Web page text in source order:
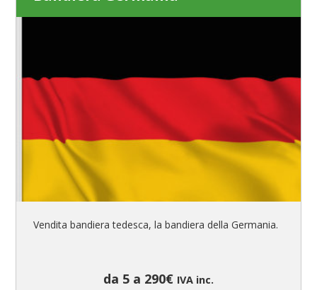
Vendita bandiera tedesca, la bandiera della Germania.
da 5 a 290€ IVA inc.